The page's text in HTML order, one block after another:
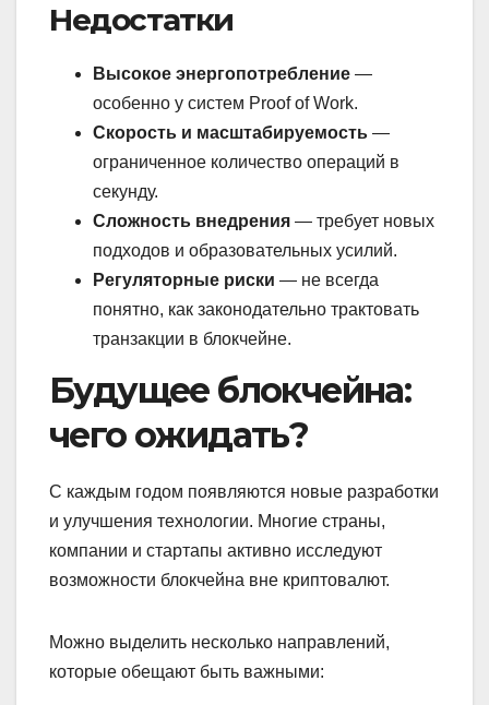
Недостатки
Высокое энергопотребление —
особенно у систем Proof of Work.
Скорость и масштабируемость —
ограниченное количество операций в
секунду.
Сложность внедрения — требует новых
подходов и образовательных усилий.
Регуляторные риски — не всегда
понятно, как законодательно трактовать
транзакции в блокчейне.
Будущее блокчейна:
чего ожидать?
С каждым годом появляются новые разработки
и улучшения технологии. Многие страны,
компании и стартапы активно исследуют
возможности блокчейна вне криптовалют.
Можно выделить несколько направлений,
которые обещают быть важными: